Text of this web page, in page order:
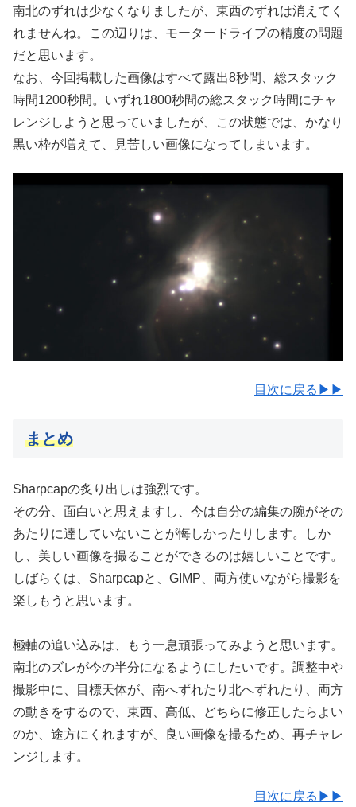
南北のずれは少なくなりましたが、東西のずれは消えてく
れませんね。この辺りは、モータードライブの精度の問題
だと思います。
なお、今回掲載した画像はすべて露出8秒間、総スタック
時間1200秒間。いずれ1800秒間の総スタック時間にチャ
レンジしようと思っていましたが、この状態では、かなり
黒い枠が増えて、見苦しい画像になってしまいます。
目次に戻る▶▶
まとめ
Sharpcapの炙り出しは強烈です。
その分、面白いと思えますし、今は自分の編集の腕がその
あたりに達していないことが悔しかったりします。しか
し、美しい画像を撮ることができるのは嬉しいことです。
しばらくは、Sharpcapと、GIMP、両方使いながら撮影を
楽しもうと思います。
極軸の追い込みは、もう一息頑張ってみようと思います。
南北のズレが今の半分になるようにしたいです。調整中や
撮影中に、目標天体が、南へずれたり北へずれたり、両方
の動きをするので、東西、高低、どちらに修正したらよい
のか、途方にくれますが、良い画像を撮るため、再チャレ
ンジします。
目次に戻る▶▶